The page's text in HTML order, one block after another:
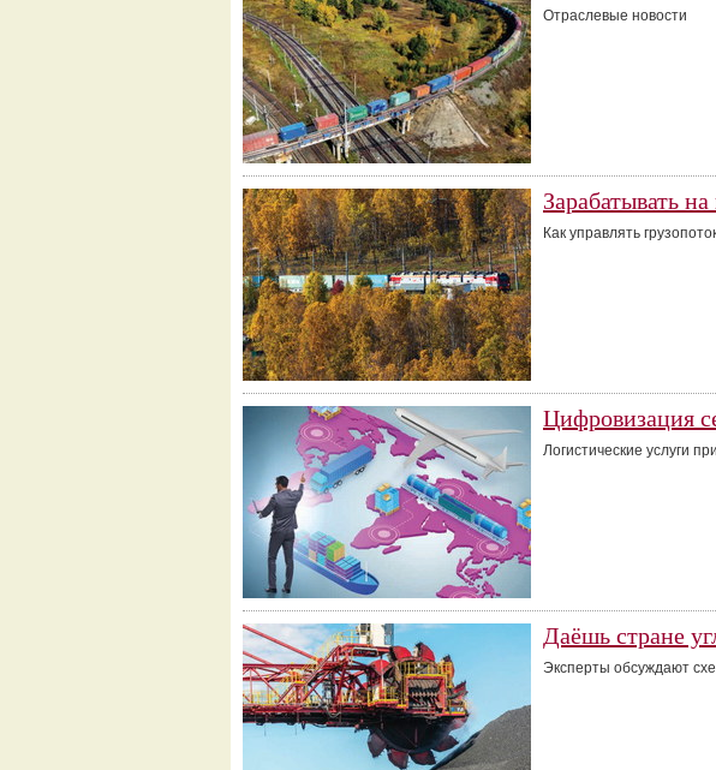
Отраслевые новости
Зарабатывать на
Как управлять
Цифровизация
Логистические услуги
Даёшь стране
Эксперты обсуждают